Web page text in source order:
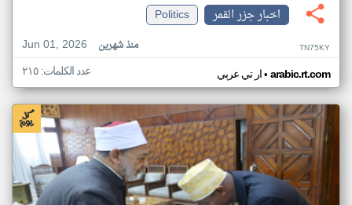
اخبار جزر القمر
Politics
Jun 01, 2026
منذ شهرين TN75KY
ار تي عربي• arabic.rt.com عدد الكلمات: ٢١٥